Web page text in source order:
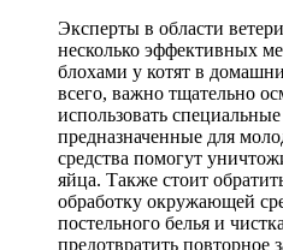
Эксперты в области
несколько эффективных
блохами у котят в
всего, важно тщательно
использовать
предназначенные для
средства помогут
яйца. Также стоит
обработку окружающей
постельного белья и
предотвратить повторное